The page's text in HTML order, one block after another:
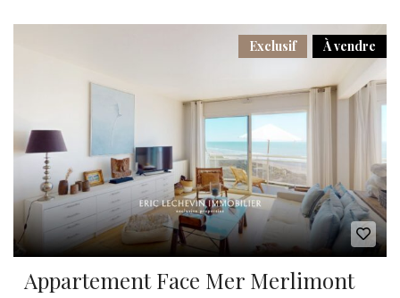
À vendre
Exclusif
Appartement Face Mer Merlimont